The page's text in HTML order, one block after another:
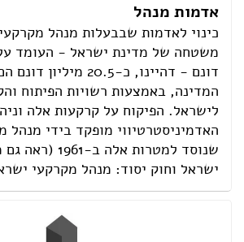
אדמות מנהל
דונם - דהיינו, כ-20.5
המדינה, באמצעות רשויות הפיתוח
לישראל. הפיקוח על קרקעות אלה
האדמיניסטרטיווי מופקד בידי מנהל
שנוסד למטרות
ישראל וחוק יסוד: מנהל מקרקעי